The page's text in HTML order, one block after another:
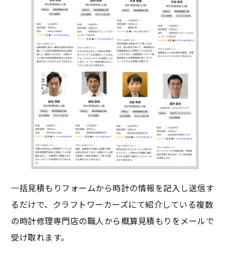
一括見積もりフォームから時計の情報を記入し送信す
るだけで、クラフトワーカーズにて紹介している複数
の時計修理専門店の職人から概算見積もりをメールで
受け取れます。